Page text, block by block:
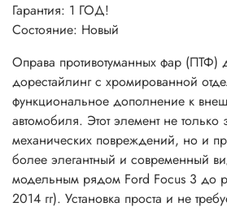
Гарантия: 1 ГОД!
Состояние: Новый
Оправа противотуманных фар (ПТФ)
дорестайлинг с хромированной
функциональное дополнение к
автомобиля. Этот элемент не
механических повреждений, но и
более элегантный и современный
модельным рядом Ford Focus 3 до
2014 гг). Установка проста и не